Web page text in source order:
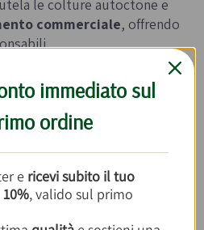
le colture autoctone e
commerciale, offrendo
per questo prodotto
immediato sul
ordine
e ricevi subito il tuo
, valido sul primo